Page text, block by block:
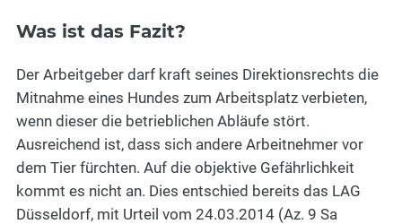
Was ist das Fazit?
Der Arbeitgeber darf kraft seines Direktionsrechts die
Mitnahme eines Hundes zum Arbeitsplatz verbieten,
wenn dieser die betrieblichen Abläufe stört.
Ausreichend ist, dass sich andere Arbeitnehmer vor
dem Tier fürchten. Auf die objektive Gefährlichkeit
kommt es nicht an. Dies entschied bereits das LAG
Düsseldorf, mit Urteil vom 24.03.2014 (Az. 9 Sa